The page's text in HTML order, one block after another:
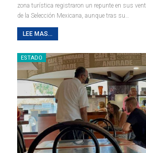
zona turística registraron un repunte en sus
de la Selección Mexicana, aunque tras su…
LEE MAS...
ESTADO